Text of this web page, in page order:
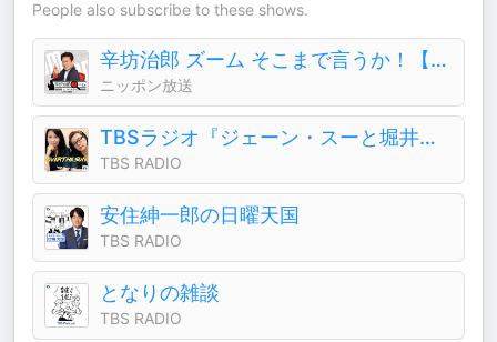
People also subscribe to these shows.
辛坊治郎 ズーム そこまで言うか！【最新回のみ】
ニッポン放送
TBSラジオ『ジェーン・スーと堀井美香の「OVER THE SUN」』
TBS RADIO
安住紳一郎の日曜天国
TBS RADIO
となりの雑談
TBS RADIO